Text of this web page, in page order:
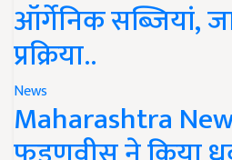
ऑर्गेनिक सब्जियां,
प्रक्रिया..
News
Maharashtra